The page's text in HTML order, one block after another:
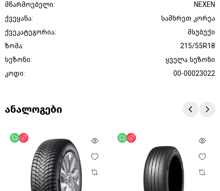
მწარმოებელი:
NEXEN
ქვეყანა:
სამხრეთ კორეა
ქვეკატეგორია:
მსუბუქი
ზომა:
215/55R18
სეზონი:
ყველა სეზონი
კოდი:
00-00023022
ანალოგები
უფასო მიწოდება
ფასდაკლება უფასო მიწოდება